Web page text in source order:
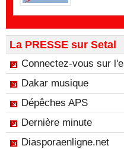
La PRESSE sur Setal
Connectez-vous sur
Dakar musique
Dépêches APS
Dernière minute
Diasporaenligne.net